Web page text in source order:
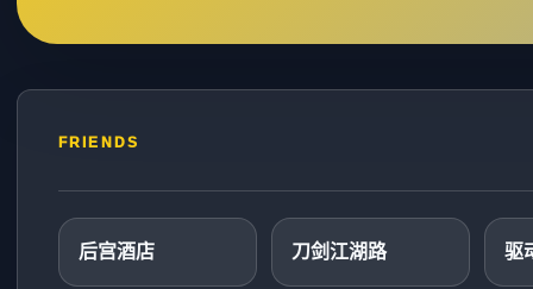
FRIENDS
后宫酒店 刀剑江湖路 驱